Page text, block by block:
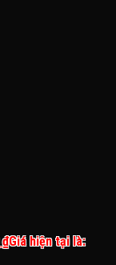
₫Giá hiện tại là: